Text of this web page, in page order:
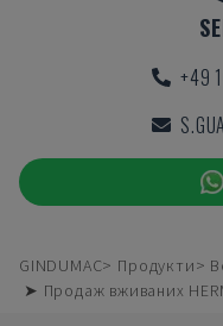
+49
GINDUMAC Продукти
➤ Продаж вживаних